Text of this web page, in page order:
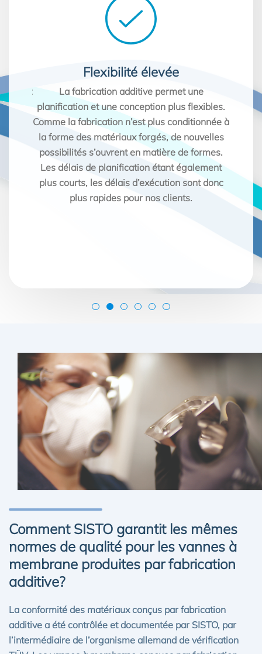
une
flexibles.
à
nouvelles
formes.
sont donc
Meilleure homogénéité du
matériau
Les pièces brutes conçues par fabrication
additive présentent une meilleure
homogénéité de matériau que les pièces
forgées.
Comment SISTO garantit les mêmes
normes de qualité pour les vannes à
membrane produites par fabrication
additive?
La conformité des matériaux conçus par fabrication
additive a été contrôlée et documentée par SISTO, par
l’intermédiaire de l’organisme allemand de vérification